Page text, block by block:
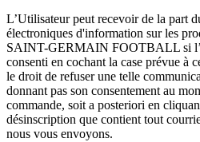
L’Utilisateur peut recevoir de la part
électroniques d'information sur les
SAINT-GERMAIN FOOTBALL si
consenti en cochant la case prévue à
le droit de refuser une telle
donnant pas son consentement au
commande, soit a posteriori en
désinscription que contient tout
nous vous envoyons.